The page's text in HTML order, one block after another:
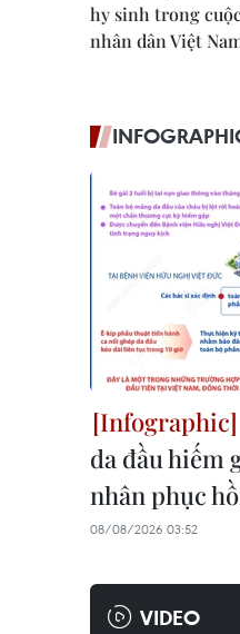
hy sinh trong
nhân dân Việt
da đầu hiếm
nhân phục
08/08/2026 03:52
VIDEO